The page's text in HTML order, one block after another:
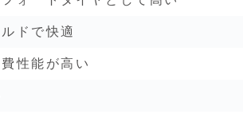
ドで快適
性能が高い